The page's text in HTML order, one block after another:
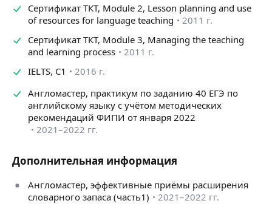
Сертификат ТКТ, Module 2, Lesson planning and use
of resources for language teaching
2011 г.
Сертификат ТКТ, Module 3, Managing the teaching
and learning process
2011 г.
IELTS, С1
2016 г.
Англомастер, практикум по заданию 40 ЕГЭ по
английскому языку с учётом методических
рекомендаций ФИПИ от января 2022
2021–2022 гг.
Дополнительная информация
Англомастер, эффективные приёмы расширения
словарного запаса (часть1)
2021–2022 гг.